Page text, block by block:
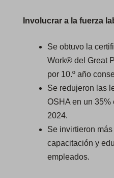
Involucrar a la fuerza
Se obtuvo la
Work® del Great
por 10.º año
Se redujeron las
OSHA en un 35%
2024.
Se invirtieron
capacitación y
empleados.